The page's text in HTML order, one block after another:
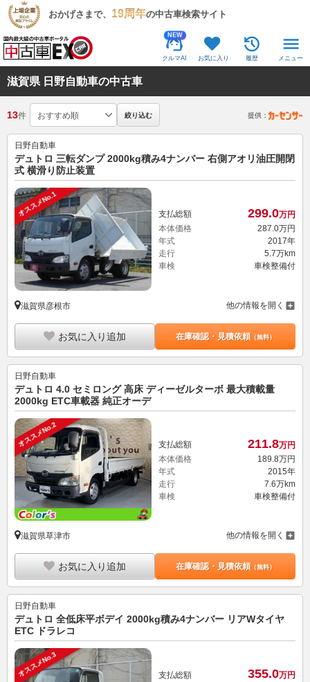
おかげさまで、 19周年の中古車検索サイト
NEW
クルマAI お気に入り 履歴 メニュー
滋賀県 日野自動車の中古車
13件 絞り込む 提供：
日野自動車
デュトロ 三転ダンプ 2000kg積み4ナンバー 右側アオリ油圧開閉
式 横滑り防止装置
オススメNo.1 支払総額 299.0万円
本体価格
287.0万円
年式
2017年
走行
5.7万km
車検
車検整備付
滋賀県彦根市 他の情報を開く
お気に入り追加 在庫確認・見積依頼（無料）
日野自動車
デュトロ 4.0 セミロング 高床 ディーゼルターボ 最大積載量
2000kg ETC車載器 純正オーデ
オススメNo.2 支払総額 211.8万円
本体価格
189. 8万円
年式
2015年
走行
7.6万km
車検
車検整備付
滋賀県草津市 他の情報を開く
お気に入り追加 在庫確認・見積依頼（無料）
日野自動車
デュトロ 全低床平ボデイ 2000kg積み4ナンバー リアWタイヤ
ETC ドラレコ
オススメNo.3 支払総額 355.0万円